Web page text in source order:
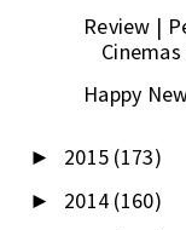
Review |
Happy
► 2015 (173)
► 2014 (160)